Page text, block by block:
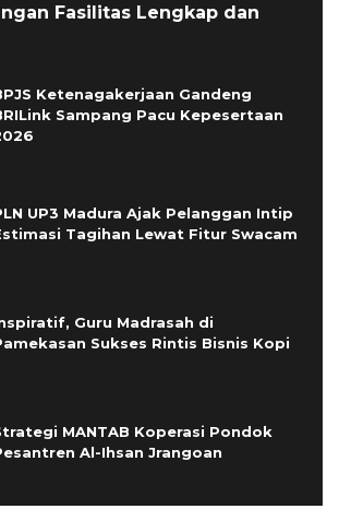
Fasilitas Lengkap dan
Ketenagakerjaan Gandeng
Sampang Pacu Kepesertaan
UP3 Madura Ajak Pelanggan Intip
Tagihan Lewat Fitur Swacam
Guru Madrasah di
Sukses Rintis Bisnis Kopi
MANTAB Koperasi Pondok
Al-Ihsan Jrangoan